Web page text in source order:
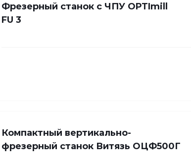
Фрезерный станок с ЧПУ OPTImill
FU 3
Компактный вертикально-
фрезерный станок Витязь ОЦФ500Г